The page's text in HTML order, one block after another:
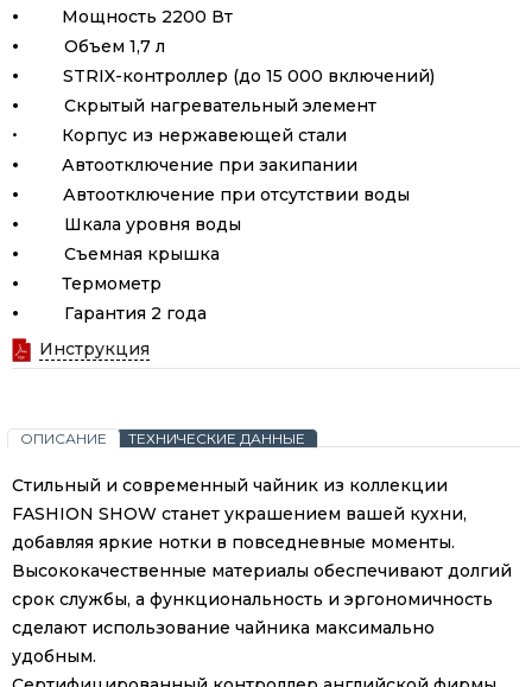
· Мощность 2200 Вт
· Объем 1,7 л
· STRIX-контроллер (до 15 000 включений)
· Скрытый нагревательный элемент
· Корпус из нержавеющей стали
· Автоотключение при закипании
· Автоотключение при отсутствии воды
· Шкала уровня воды
· Съемная крышка
· Термометр
·
Гарантия 2 года
Инструкция
ОПИСАНИЕ ТЕХНИЧЕСКИЕ ДАННЫЕ
Стильный и современный чайник из коллекции
FASHION SHOW станет украшением вашей кухни,
добавляя яркие нотки в повседневные моменты.
Высококачественные материалы обеспечивают долгий
срок службы, а функциональность и эргономичность
сделают использование чайника максимально
удобным.